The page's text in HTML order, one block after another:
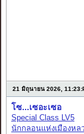
21 มิถุนายน 2026,
โซ...เซอะเซอ
Special Class LV5
นักกลอนแห่งเมืองหล